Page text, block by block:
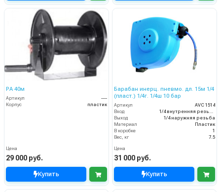
PA 40м
Артикул
----
Корпус
пластик
Цена
29 000 руб.
Купить
Барабан инерц. пневмо. дл. 15м 1/4
(пласт.) 1/4г. 1/4ш 10 бар
Артикул
AVC 1514
Вход
1/4 внутренняя резьба
Выход
1/4 наружняя резьба
Материал
Пластик
В коробке
1
Вес, кг
7.5
Цена
31 000 руб.
Купить